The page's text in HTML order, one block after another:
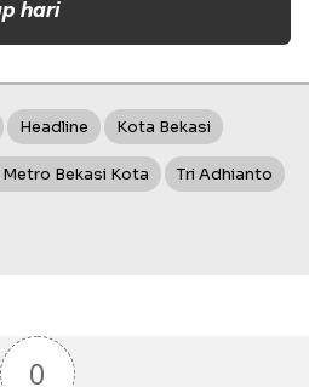
hari
Headline Kota Bekasi
Bekasi Kota Tri Adhianto
0